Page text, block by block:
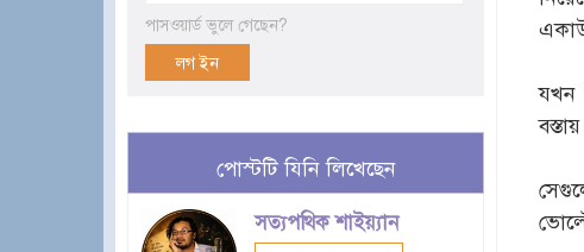
পাসওয়ার্ড ভুলে গেছেন?
পোস্টটি যিনি লিখেছেন
সত্যপথিক শাইয়্যান
যখন